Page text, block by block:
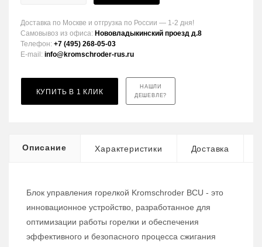
Доставка по Москве и отгрузка по России — 1-2 дня!
Самовывоз из офиса: Нововладыкинский проезд д.8
Телефон: +7 (495) 268-05-03
E-mail: info@kromschroder-rus.ru
КУПИТЬ В 1 КЛИК
НАШЛИ
ДЕШЕВЛЕ?
Описание Характеристики Доставка
Блок управления горелкой Kromschroder BCU - это
инновационное устройство, разработанное для
оптимизации работы горелки и обеспечения
эффективного и безопасного процесса сжигания